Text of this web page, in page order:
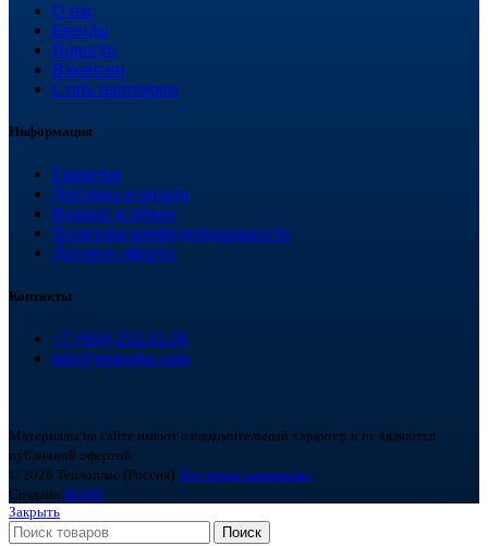
О нас
Бренды
Новости
Вакансии
Стать партнером
Информация
Гарантия
Доставка и оплата
Возврат и обмен
Политика конфиденциальности
Договор оферты
Контакты
+7 (918) 252-12-26
info@teploplas.com
Материалы на сайте имеют ознакомительный характер и не являются
публичной офертой.
© 2026 Теплоплас (Россия). Все права защищены.
Создано BOND
Закрыть
Поиск